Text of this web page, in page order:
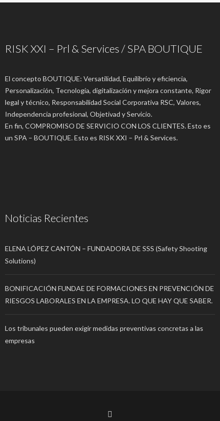
RISK XXI – Prl & Services / SPA BOUTIQUE
El concepto BOUTIQUE: Versatilidad, Equilibrio y eficiencia,
Personalización, Tecnología, digitalización y mejora constante, Rigor
legal y técnico, Responsabilidad Social Corporativa RSC, Valores,
Independencia profesional, Objetivad y Servicio.
En fin, COMPROMISO DE SERVICIO CON LOS CLIENTES. Esto es
un SPA – BOUTIQUE. Esto es RISK XXI – Prl & Services.
Noticias Recientes
ELENA LÓPEZ CANTÓN – FUNDADORA DE SSS (Safety Shooting
Solutions)
BONIFICACIÓN FUNDAE DE FORMACIONES EN PREVENCIÓN DE
RIESGOS LABORALES EN LA EMPRESA. LO QUE HAY QUE SABER.
Los tribunales pueden exigir medidas preventivas concretas a las
empresas